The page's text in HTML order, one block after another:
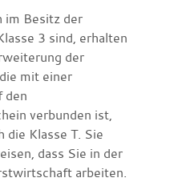
im Besitz der
3 sind, erhalten
der
mit einer
den
verbunden ist,
die Klasse T. Sie
dass Sie in der
arbeiten.